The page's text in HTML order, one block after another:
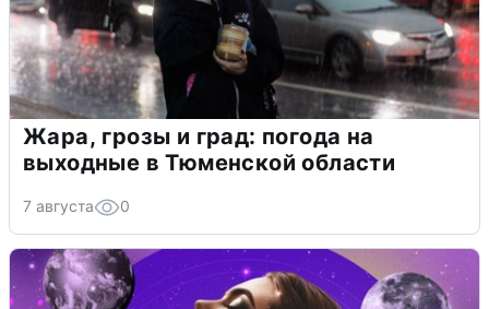
Жара, грозы и град: погода на
выходные в Тюменской области
7 августа 0